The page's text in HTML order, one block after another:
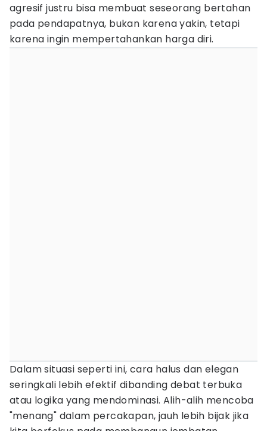
agresif justru bisa membuat seseorang bertahan
pada pendapatnya, bukan karena yakin, tetapi
karena ingin mempertahankan harga diri.
Dalam situasi seperti ini, cara halus dan elegan
seringkali lebih efektif dibanding debat terbuka
atau logika yang mendominasi. Alih-alih mencoba
"menang" dalam percakapan, jauh lebih bijak jika